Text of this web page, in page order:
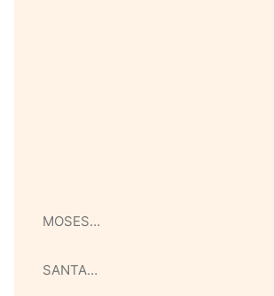
MOSES…
SANTA…